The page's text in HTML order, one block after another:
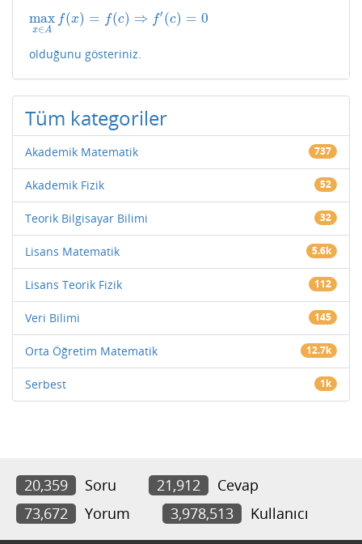
max
x∈A
f(x) = f(c) ⇒ f′ (c) = 0
maxx ∈A (x)=f( c)⇒ ′(c)=0
olduğunu gösteriniz.
Tüm kategoriler
Akademik Matematik 737
Akademik Fizik 52
Teorik Bilgisayar Bilimi 32
Lisans Matematik 5.6k
Lisans Teorik Fizik 112
Veri Bilimi 145
Orta Öğretim Matematik 12.7k
Serbest 1k
20,359 Soru 21,912
Cevap
73,672
Yorum 3,978,513 Kullanıcı